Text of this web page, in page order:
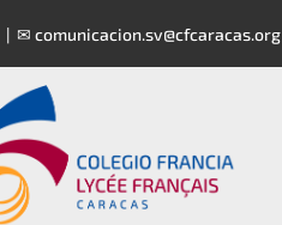
| ✉comunicacion.sv@cfcaracas.org